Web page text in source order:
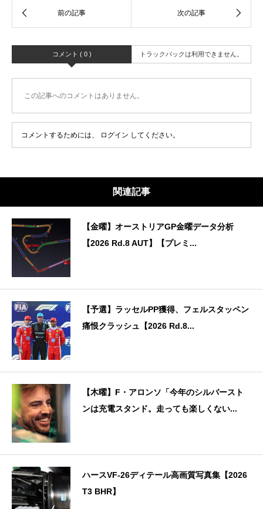
コメント ( 0 ) トラックバックは利用できません。
この記事へのコメントはありません。
コメントするためには、 ログイン してください。
関連記事
【金曜】オーストリアGP金曜データ分析
【2026 Rd.8 AUT】【プレミ...
【予選】ラッセルPP獲得、フェルスタッペン
痛恨クラッシュ【2026 Rd.8...
【木曜】F・アロンソ「今年のシルバースト
ンは充電スタンド。走っても楽しくない...
ハースVF-26ディテール高画質写真集【2026
T3 BHR】